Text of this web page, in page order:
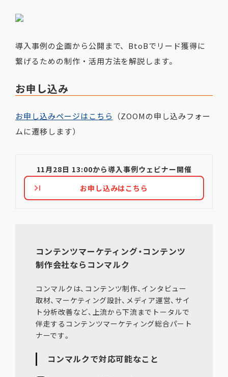
導入事例の企画から公開まで、BtoBでリード獲得に
繋げるための制作・活用方法を解説します。
お申し込み
お申し込みページはこちら
（ZOOMの申し込みフォー
ムに遷移します）
11月28日 13:00から導入事例ウェビナー開催
お申し込みはこちら
コンテンツマーケティング・コンテンツ
制作会社ならコンマルク
コンマルクは、コンテンツ制作、インタビュー
取材、マーケティング設計、メディア運営、サイ
ト分析改善など、上流から下流までトータルで
伴走するコンテンツマーケティング総合パート
コンマルクで対応可能なこと